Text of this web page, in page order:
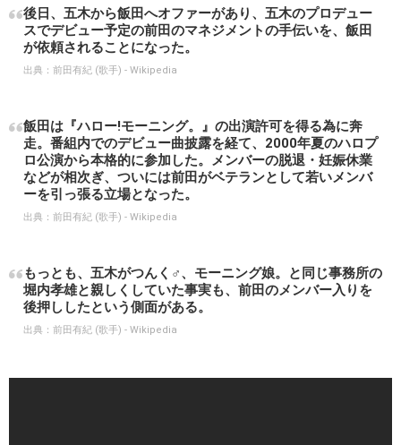
後日、五木から飯田へオファーがあり、五木のプロデュー
スでデビュー予定の前田のマネジメントの手伝いを、飯田
が依頼されることになった。
出典： 前田有紀 (歌手) - Wikipedia
飯田は『ハロー!モーニング。』の出演許可を得る為に奔
走。番組内でのデビュー曲披露を経て、2000年夏のハロプ
ロ公演から本格的に参加した。メンバーの脱退・妊娠休業
などが相次ぎ、ついには前田がベテランとして若いメンバ
ーを引っ張る立場となった。
出典： 前田有紀 (歌手) - Wikipedia
もっとも、五木がつんく♂、モーニング娘。と同じ事務所の
堀内孝雄と親しくしていた事実も、前田のメンバー入りを
後押ししたという側面がある。
出典： 前田有紀 (歌手) - Wikipedia